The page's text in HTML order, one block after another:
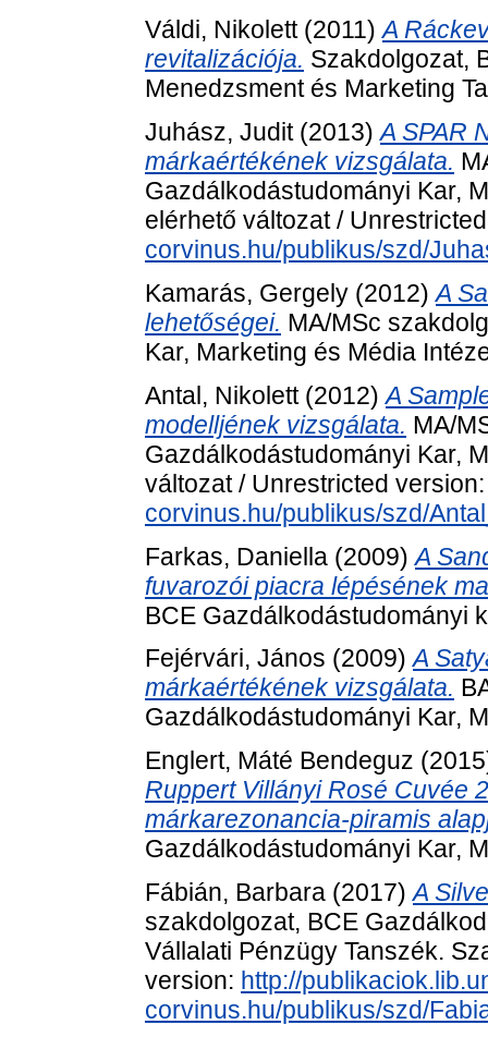
Váldi, Nikolett(2011)A
revitalizációja. Szakdolgozat,
Menedzsment és Marketing
Juhász, Judit(2013)A SPAR
márkaértékének vizsgálata.
Gazdálkodástudományi Kar,
elérhető változat /
corvinus.hu/publikus/szd/
Kamarás, Gergely (2012)A
lehetőségei. MA/MSc
Kar, Marketing és Média
Antal, Nikolett(2012)A
modelljének vizsgálata. MA/
Gazdálkodástudományi Kar,
változat / Unrestricted
corvinus.hu/publikus/szd/
Farkas, Daniella (2009)A
fuvarozói piacra lépésének
BCE Gazdálkodástudományi
Fejérvári, János (2009)A
márkaértékének vizsgálata.
Gazdálkodástudományi Kar,
Englert, Máté Bendeguz
Ruppert Villányi Rosé Cuvée
márkarezonancia-piramis
Gazdálkodástudományi Kar,
Fábián, Barbara (2017)A
szakdolgozat, BCE
Vállalati Pénzügy Tanszék.
version: http://
corvinus.hu/publikus/szd/